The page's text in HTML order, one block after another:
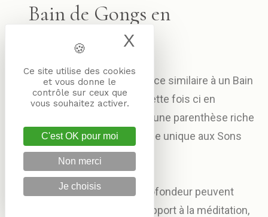
Bain de Gongs en
Individuel
Je vous propose une séance similaire à un Bain
de Gong collective mais cette fois ci en
individuel et personnalisé, une parenthèse riche
en vibration, une expérience unique aux Sons
des Gongs.
Ces sons d’une grande profondeur peuvent
etre percue comme un support à la méditation,
Ce site utilise des cookies
et vous donne le
contrôle sur ceux que
vous souhaitez activer.
C'est OK pour moi
Non merci
Je choisis
X